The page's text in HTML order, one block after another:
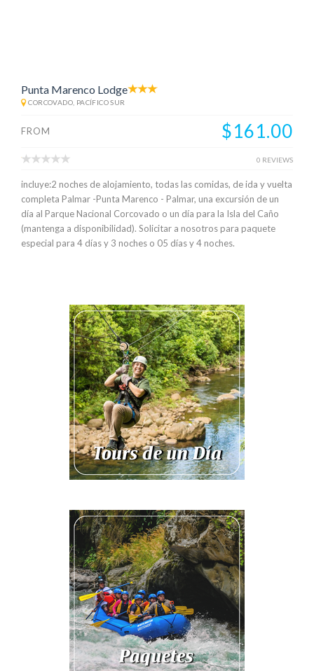
Punta Marenco Lodge
CORCOVADO, PACÍFICO SUR
FROM $161.00
0 REVIEWS
incluye:2 noches de alojamiento, todas las comidas, de ida y vuelta
completa Palmar -Punta Marenco - Palmar, una excursión de un
día al Parque Nacional Corcovado o un día para la Isla del Caño
(mantenga a disponibilidad). Solicitar a nosotros para paquete
especial para 4 días y 3 noches o 05 días y 4 noches.